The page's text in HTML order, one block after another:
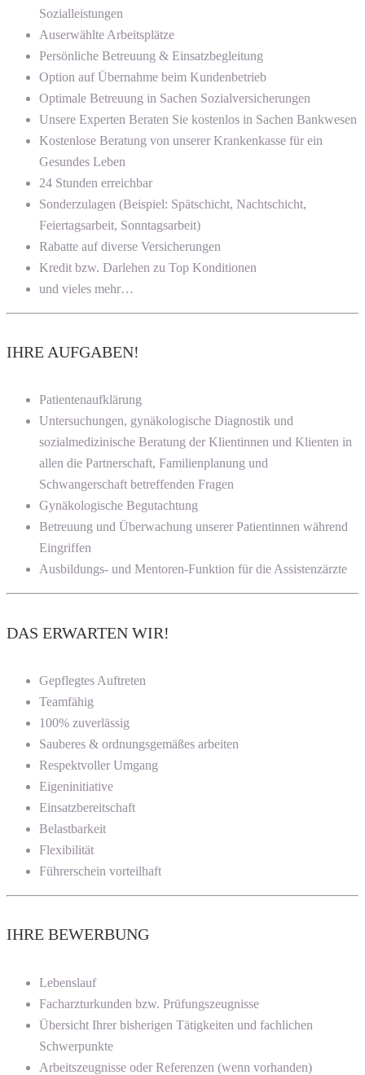
Sozialleistungen
Auserwählte Arbeitsplätze
Persönliche Betreuung & Einsatzbegleitung
Option auf Übernahme beim Kundenbetrieb
Optimale Betreuung in Sachen Sozialversicherungen
Unsere Experten Beraten Sie kostenlos in Sachen Bankwesen
Kostenlose Beratung von unserer Krankenkasse für ein
Gesundes Leben
24 Stunden erreichbar
Sonderzulagen (Beispiel: Spätschicht, Nachtschicht,
Feiertagsarbeit, Sonntagsarbeit)
Rabatte auf diverse Versicherungen
Kredit bzw. Darlehen zu Top Konditionen
und vieles mehr…
IHRE AUFGABEN!
Patientenaufklärung
Untersuchungen, gynäkologische Diagnostik und
sozialmedizinische Beratung der Klientinnen und Klienten in
allen die Partnerschaft, Familienplanung und
Schwangerschaft betreffenden Fragen
Gynäkologische Begutachtung
Betreuung und Überwachung unserer Patientinnen während
Eingriffen
Ausbildungs- und Mentoren-Funktion für die Assistenzärzte
DAS ERWARTEN WIR!
Gepflegtes Auftreten
Teamfähig
100% zuverlässig
Sauberes & ordnungsgemäßes arbeiten
Respektvoller Umgang
Eigeninitiative
Einsatzbereitschaft
Belastbarkeit
Flexibilität
Führerschein vorteilhaft
IHRE BEWERBUNG
Lebenslauf
Facharzturkunden bzw. Prüfungszeugnisse
Übersicht Ihrer bisherigen Tätigkeiten und fachlichen
Schwerpunkte
Arbeitszeugnisse oder Referenzen (wenn vorhanden)